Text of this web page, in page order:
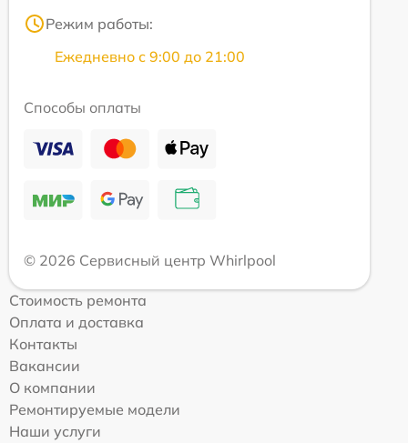
Режим работы:
Ежедневно с 9:00 до 21:00
Способы оплаты
© 2026 Сервисный центр Whirlpool
Стоимость ремонта
Оплата и доставка
Контакты
Вакансии
О компании
Ремонтируемые модели
Наши услуги